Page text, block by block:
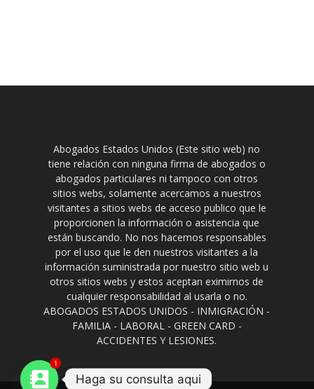
Abogados Estados Unidos (Este sitio web) no
tiene relación con ninguna firma de abogados o
abogados particulares ni tampoco con otros
sitios webs, solamente acercamos a nuestros
visitantes a sitios webs de acceso publico que le
proporcionen la información o asistencia que
están buscando. No nos hacemos responsables
por el uso que le den nuestros visitantes a la
información suministrada por nuestro sitio web u
otros sitios webs y estos aceptan eximirnos de
cualquier responsabilidad al usarla o no.
ABOGADOS ESTADOS UNIDOS - INMIGRACIÓN -
FAMILIA - LABORAL - GREEN CARD -
ACCIDENTES Y LESIONES.
1
Haga su consulta aqui